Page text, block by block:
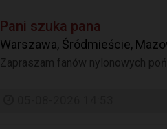
Pani szuka pana
Warszawa, Śródmieście,
Zapraszam fanów nylonowych